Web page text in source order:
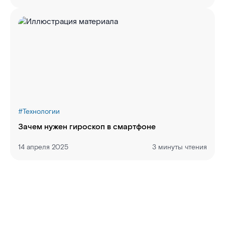
#Технологии
Зачем нужен гироскоп в смартфоне
14 апреля 2025 3 минуты чтения